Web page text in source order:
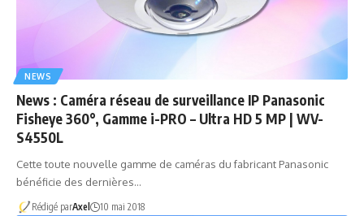
NEWS
News : Caméra réseau de surveillance IP Panasonic
Fisheye 360°, Gamme i-PRO – Ultra HD 5 MP | WV-
S4550L
Cette toute nouvelle gamme de caméras du fabricant Panasonic
bénéficie des dernières…
Rédigé parAxel 10 mai 2018